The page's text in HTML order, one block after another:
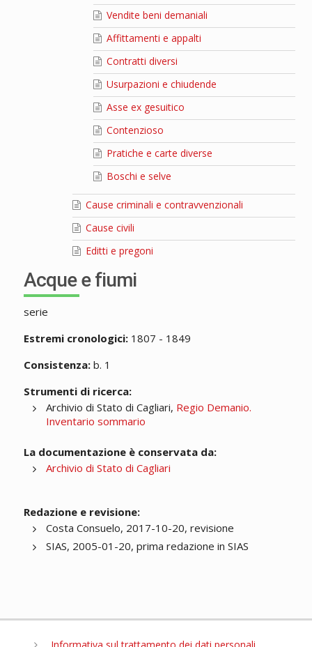
Vendite beni demaniali
Affittamenti e appalti
Contratti diversi
Usurpazioni e chiudende
Asse ex gesuitico
Contenzioso
Pratiche e carte diverse
Boschi e selve
Cause criminali e contravvenzionali
Cause civili
Editti e pregoni
Acque e fiumi
serie
Estremi cronologici:1807 - 1849
Consistenza:b. 1
Strumenti di ricerca:
Archivio di Stato di Cagliari, Regio Demanio.
Inventario sommario
La documentazione è conservata da:
Archivio di Stato di Cagliari
Redazione e revisione:
Costa Consuelo, 2017-10-20, revisione
SIAS, 2005-01-20, prima redazione in SIAS